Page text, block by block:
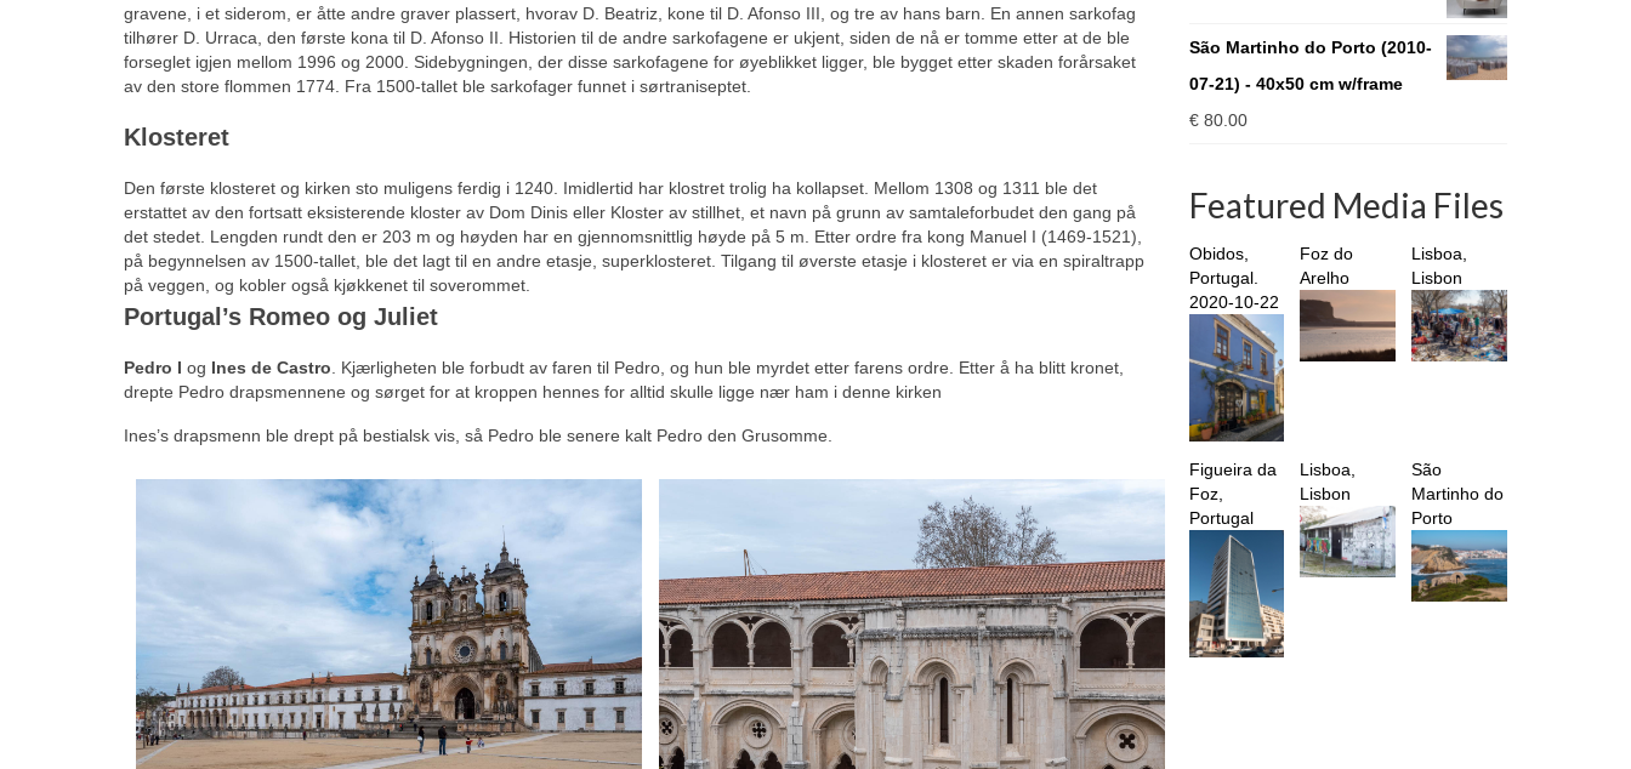
gravene, i et siderom, er åtte andre graver plassert, hvorav D. Beatriz, kone til D. Afonso III, og tre av hans barn. En annen sarkofag
tilhører D. Urraca, den første kona til D. Afonso II. Historien til de andre sarkofagene er ukjent, siden de nå er tomme etter at de ble
forseglet igjen mellom 1996 og 2000. Sidebygningen, der disse sarkofagene for øyeblikket ligger, ble bygget etter skaden forårsaket
av den store flommen 1774. Fra 1500-tallet ble sarkofager funnet i sørtraniseptet.
Klosteret
Den første klosteret og kirken sto muligens ferdig i 1240. Imidlertid har klostret trolig ha kollapset. Mellom 1308 og 1311 ble det
erstattet av den fortsatt eksisterende kloster av Dom Dinis eller Kloster av stillhet, et navn på grunn av samtaleforbudet den gang på
det stedet. Lengden rundt den er 203 m og høyden har en gjennomsnittlig høyde på 5 m. Etter ordre fra kong Manuel I (1469-1521),
på begynnelsen av 1500-tallet, ble det lagt til en andre etasje, superklosteret. Tilgang til øverste etasje i klosteret er via en spiraltrapp
på veggen, og kobler også kjøkkenet til soverommet.
Portugal’s Romeo og Juliet
Pedro I og Ines de Castro . Kjærligheten ble forbudt av faren til Pedro, og hun ble myrdet etter farens ordre. Etter å ha blitt kronet,
drepte Pedro drapsmennene og sørget for at kroppen hennes for alltid skulle ligge nær ham i denne kirken
Ines’s drapsmenn ble drept på bestialsk vis, så Pedro ble senere kalt Pedro den Grusomme.
€ 930.00
São Martinho do Porto (2010-
07-21) - 40x50 cm w/frame
€80.00
Featured Media Files
Obidos,
Portugal.
2020-10-22
Foz do
Arelho
Lisboa,
Lisbon
Figueira da
Foz,
Portugal
Lisboa,
Lisbon
São
Martinho do
Porto